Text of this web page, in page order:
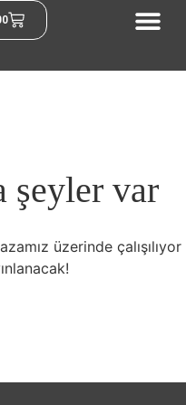
şeyler var
üzerinde çalışılıyor